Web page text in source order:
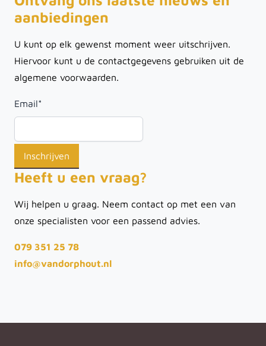
aanbiedingen
U kunt op elk gewenst moment weer uitschrijven.
Hiervoor kunt u de contactgegevens gebruiken uit de
algemene voorwaarden.
Email*
Heeft u een vraag?
Wij helpen u graag. Neem contact op met een van
onze specialisten voor een passend advies.
079 351 25 78
info@vandorphout.nl